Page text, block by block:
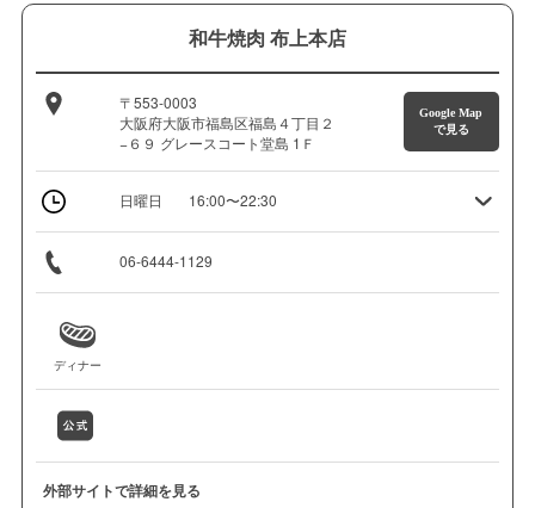
和牛焼肉 布上本店
〒553-0003
大阪府大阪市福島区福島４丁目２
−６９ グレースコート堂島 1Ｆ
Google Map
で見る
日曜日 16:00〜22:30
06-6444-1129
ディナー
外部サイトで詳細を見る